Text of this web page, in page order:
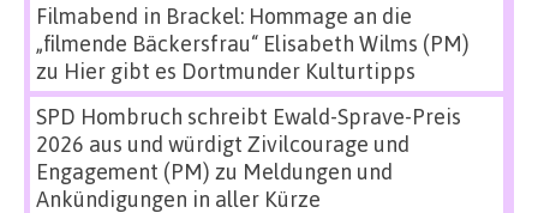
Filmabend in Brackel: Hommage an die
„filmende Bäckersfrau“ Elisabeth Wilms (PM)
zu Hier gibt es Dortmunder Kulturtipps
SPD Hombruch schreibt Ewald-Sprave-Preis
2026 aus und würdigt Zivilcourage und
Engagement (PM) zu Meldungen und
Ankündigungen in aller Kürze